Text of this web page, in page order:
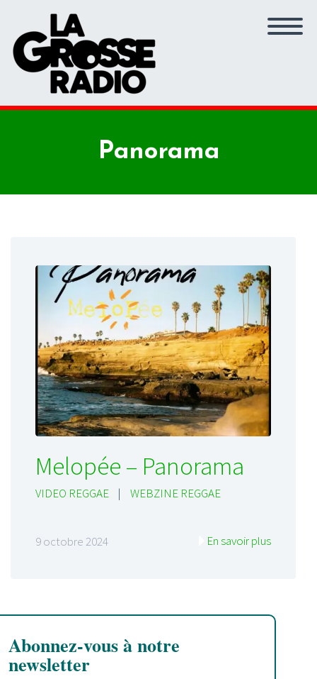
Panorama
Melopée – Panorama
VIDEO REGGAE | WEBZINE REGGAE
9 octobre 2024 En savoir plus
Abonnez-vous à notre
newsletter